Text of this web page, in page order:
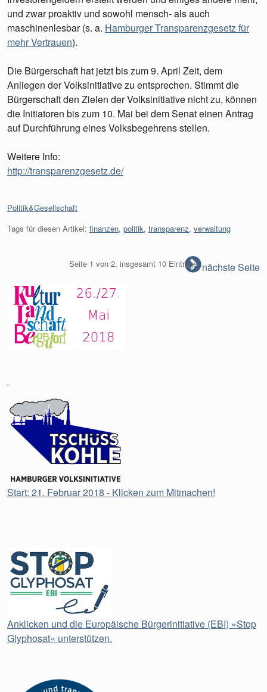
und zwar proaktiv und sowohl mensch- als auch
maschinenlesbar (s. a. Hamburger Transparenzgesetz für
mehr Vertrauen).
Die Bürgerschaft hat jetzt bis zum 9. April Zeit, dem
Anliegen der Volksinitiative zu entsprechen. Stimmt die
Bürgerschaft den Zielen der Volksinitiative nicht zu, können
die Initiatoren bis zum 10. Mai bei dem Senat einen Antrag
auf Durchführung eines Volksbegehrens stellen.
Weitere Info:
http://transparenzgesetz.de/
Kategorien:
Politik&Gesellschaft
Tags für diesen Artikel: finanzen, politik, transparenz, verwaltung
Seite 1 von 2, insgesamt 10 Einträge nächste Seite
Start: 21. Februar 2018 - Klicken zum Mitmachen!
Anklicken und die Europäische Bürgerinitiative (EBI) »Stop
Glyphosat« unterstützen.